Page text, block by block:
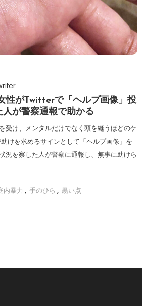
性がTwitterで「ヘルプ画像」投
が警察通報で助かる
受け、メンタルだけでなく頭を縫うほどのケ
けを求めるサインとして「ヘルプ画像」を
況を察した人が警察に通報し、無事に助けら
内暴力 , 手のひら , 黒い点